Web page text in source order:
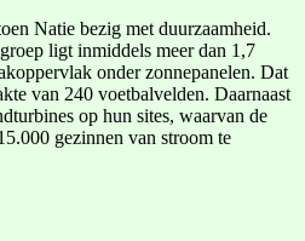
Natie bezig met duurzaamheid.
ligt inmiddels meer dan 1,7
onder zonnepanelen. Dat
van 240 voetbalvelden. Daarnaast
op hun sites, waarvan de
gezinnen van stroom te